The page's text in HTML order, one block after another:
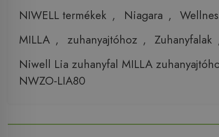
NIWELL termékek , Niagara ,
MILLA , zuhanyajtóhoz , Zuhanyfalak
Niwell Lia zuhanyfal MILLA
NWZO-LIA80